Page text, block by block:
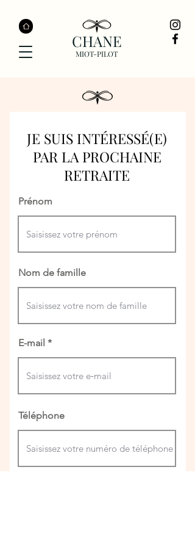
CHANE
MIOT-PILOT
JE SUIS INTÉRESSÉ(E)
PAR LA PROCHAINE
RETRAITE
Prénom
Nom de famille
E-mail
Téléphone